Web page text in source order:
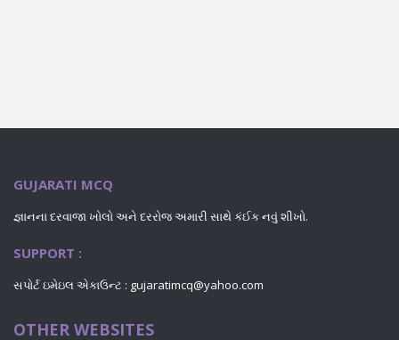
GUJARATI MCQ
જ્ઞાનના દરવાજા ખોલો અને દરરોજ અમારી સાથે કંઈક નવું શીખો.
SUPPORT :
સપોર્ટ ઇમેઇલ એકાઉન્ટ : gujaratimcq@yahoo.com
OTHER WEBSITES